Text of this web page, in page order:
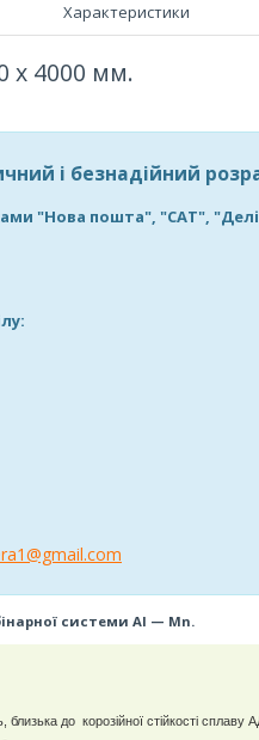
Характеристики
х 4000 мм.
і безнадійний
"Нова пошта", "САТ",
системи Al — Mn.
близька до корозійної стійкості сплаву